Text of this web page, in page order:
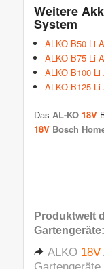
Weitere
System
ALKO B50 Li
ALKO B75 Li
ALKO B100
ALKO B125
Das AL-KO 18V
18V Bosch
Produktwelt
Gartengeräte:
ALKO 18V
Gartengeräte